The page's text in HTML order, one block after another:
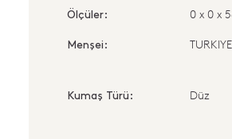
Ölçüler: 0 x 0 x
Menşei: TURKIYE
Kumaş Türü: Düz